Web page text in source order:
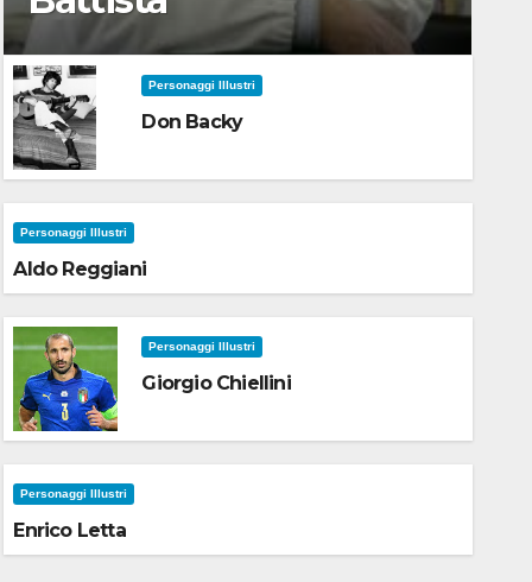
Personaggi Illustri
Don Backy
Personaggi Illustri
Aldo Reggiani
Personaggi Illustri
Giorgio Chiellini
Personaggi Illustri
Enrico Letta